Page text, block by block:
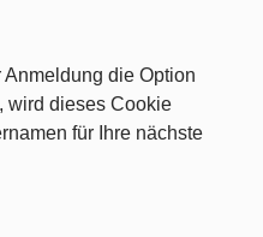
die Option
wird dieses Cookie
für Ihre nächste